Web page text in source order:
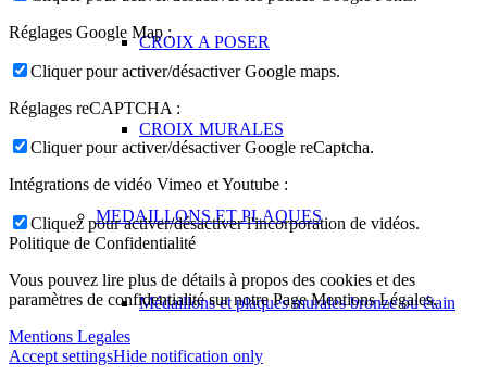
CROIX A POSER
CROIX MURALES
MEDAILLONS ET PLAQUES
Médaillons et plaques murales bronze ou étain
Réglages Google Map :
Cliquer pour activer/désactiver Google maps.
Réglages reCAPTCHA :
Cliquer pour activer/désactiver Google reCaptcha.
Intégrations de vidéo Vimeo et Youtube :
Cliquez pour activer/désactiver l'incorporation de vidéos.
Politique de Confidentialité
Vous pouvez lire plus de détails à propos des cookies et des
paramètres de confidentialité sur notre Page Mentions Légales.
Mentions Legales
Accept settingsHide notification only